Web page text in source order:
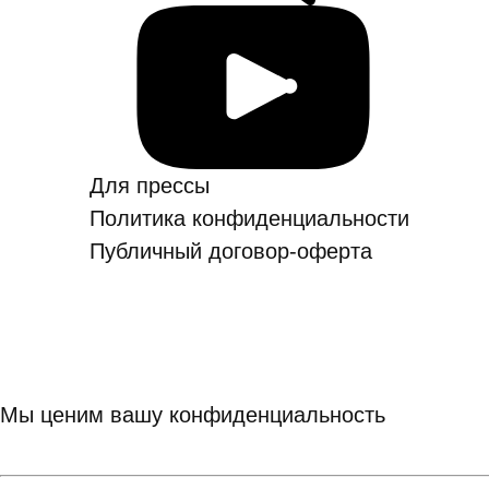
Для прессы
Политика конфиден­ци­аль­ности
Публичный договор-оферта
Мы ценим вашу конфиденциальность